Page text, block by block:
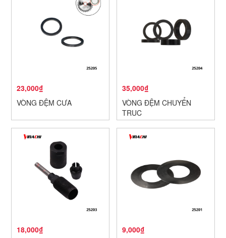
23,000₫
VÒNG ĐỆM CƯA
35,000₫
VÒNG ĐỆM CHUYỂN
TRỤC
18,000₫
9,000₫